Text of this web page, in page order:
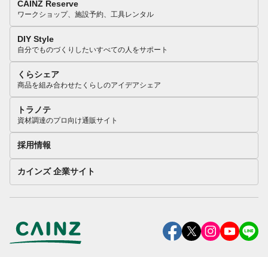
CAINZ Reserve
ワークショップ、施設予約、工具レンタル
DIY Style
自分でものづくりしたいすべての人をサポート
くらシェア
商品を組み合わせたくらしのアイデアシェア
トラノテ
資材調達のプロ向け通販サイト
採用情報
カインズ 企業サイト